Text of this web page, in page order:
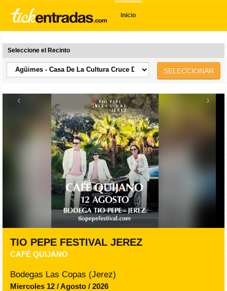
Inicio
Seleccione el Recinto
SELECCIONAR
‹ ›
TIO PEPE FESTIVAL JEREZ
CAFÉ QUIJANO
Bodegas Las Copas (Jerez)
Miercoles 12 / Agosto / 2026